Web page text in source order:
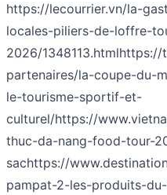
https://lecourrier.vn/la-
locales-piliers-de-loffre-
2026/1348113.htmlhttps://
partenaires/la-coupe-du-
le-tourisme-sportif-et-
culturel/https://
thuc-da-nang-food-tour-
sachttps://
pampat-2-les-produits-